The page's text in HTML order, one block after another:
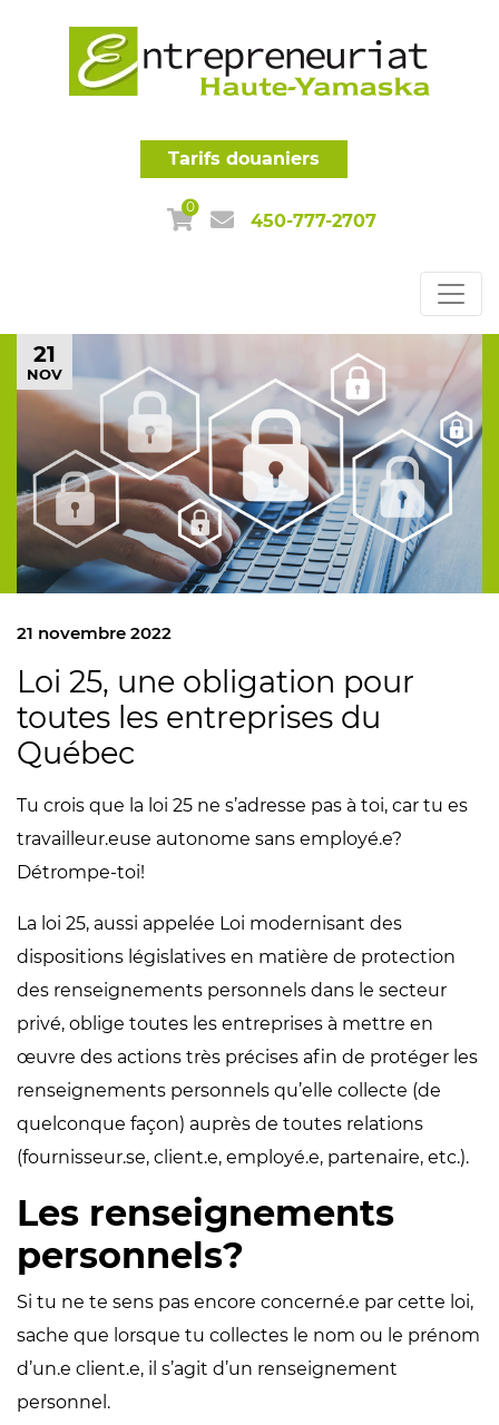
Tarifs douaniers
0
450-777-2707
21
NOV
21 novembre 2022
Loi 25, une obligation pour
toutes les entreprises du
Québec
Tu crois que la loi 25 ne s’adresse pas à toi, car tu es
travailleur.euse autonome sans employé.e?
Détrompe-toi!
La loi 25, aussi appelée Loi modernisant des
dispositions législatives en matière de protection
des renseignements personnels dans le secteur
privé, oblige toutes les entreprises à mettre en
œuvre des actions très précises afin de protéger les
renseignements personnels qu’elle collecte (de
quelconque façon) auprès de toutes relations
(fournisseur.se, client.e, employé.e, partenaire, etc.).
Les renseignements
personnels?
Si tu ne te sens pas encore concerné.e par cette loi,
sache que lorsque tu collectes le nom ou le prénom
d’un.e client.e, il s’agit d’un renseignement
personnel.